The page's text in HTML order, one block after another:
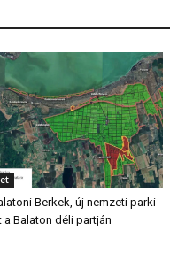
Berkek, új nemzeti parki
a Balaton déli partján